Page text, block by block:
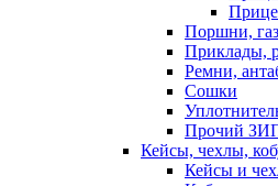
Поршни,
Приклады,
Ремни,
Сошки
Прочий
Кейсы, чехлы,
Кейсы и